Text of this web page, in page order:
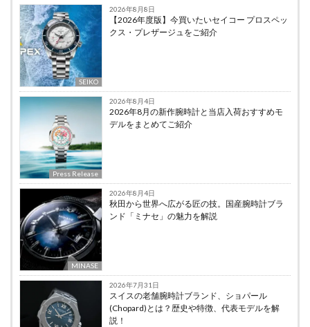
SEIKO
2026年8月8日
【2026年度版】今買いたいセイコー プロスペッ
クス・プレザージュをご紹介
Press Release
2026年8月4日
2026年8月の新作腕時計と当店入荷おすすめモ
デルをまとめてご紹介
MINASE
2026年8月4日
秋田から世界へ広がる匠の技。国産腕時計ブラ
ンド「ミナセ」の魅力を解説
2026年7月31日
スイスの老舗腕時計ブランド、ショパール
(Chopard)とは？歴史や特徴、代表モデルを解
説！